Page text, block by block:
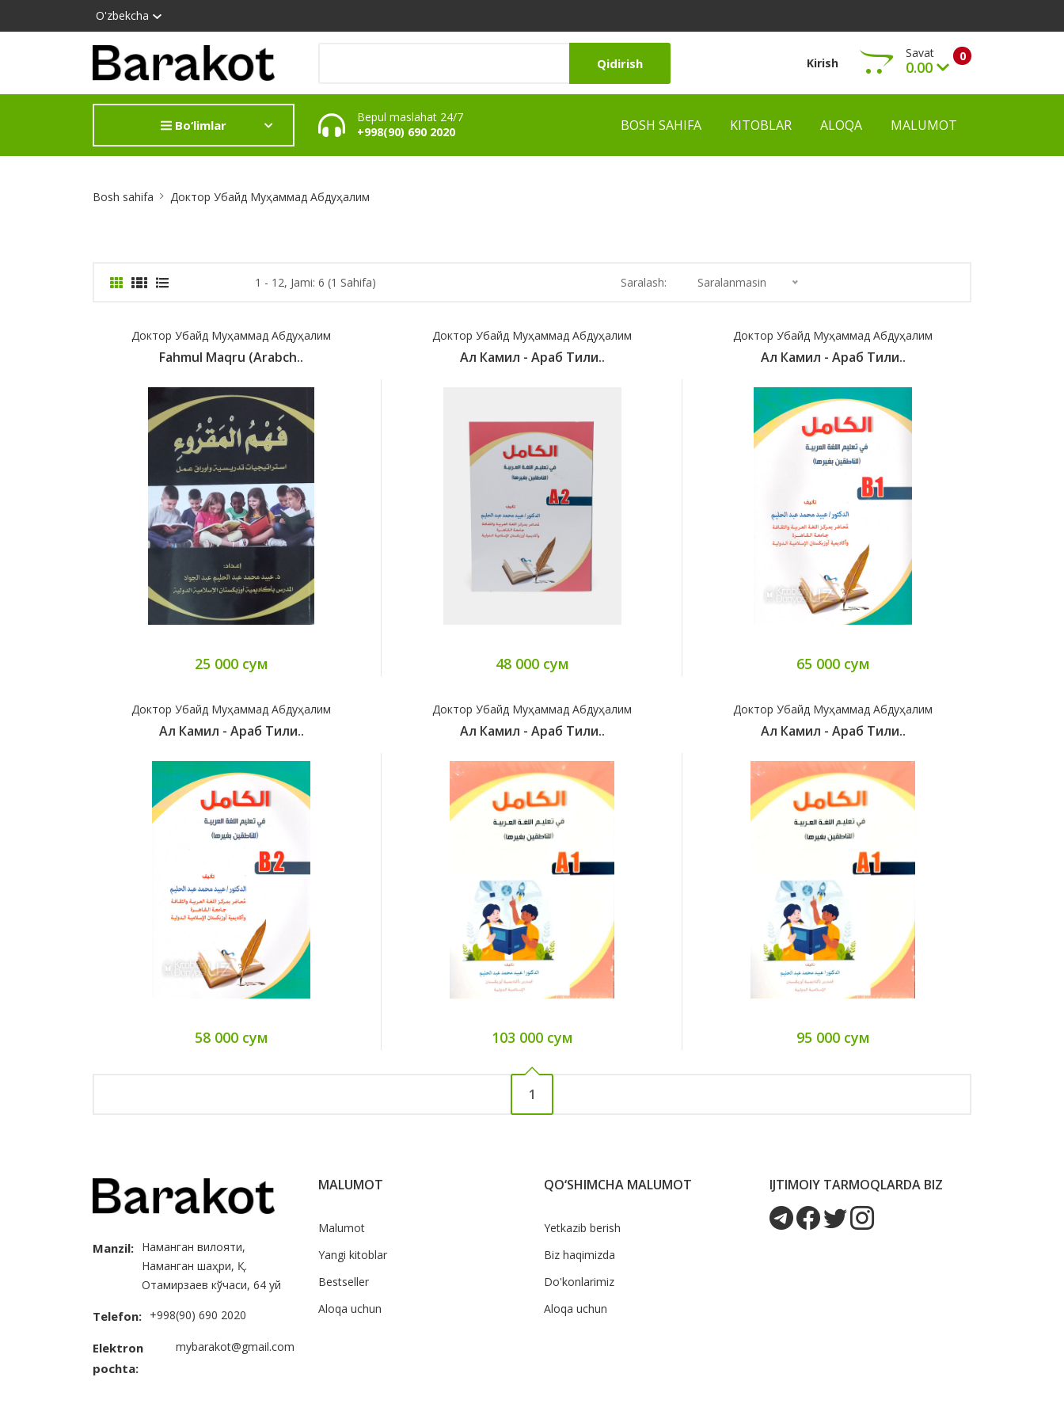
O'zbekcha
Qidirish Kirish 0
Savat
0.00
Ko‘rish
Bo‘limlar
Bepul maslahat 24/7
+998(90) 690 2020
BOSH SAHIFA KITOBLAR ALOQA MALUMOT
Bosh sahifa Доктор Убайд Муҳаммад Абдуҳалим
1 - 12, Jami: 6 (1 Sahifa) Saralash: Saralanmasin
Доктор Убайд Муҳаммад Абдуҳалим
Fahmul Maqru (Arabch..
25 000 сум
Доктор Убайд Муҳаммад Абдуҳалим
Ал Камил - Араб Тили..
48 000 сум
Доктор Убайд Муҳаммад Абдуҳалим
Ал Камил - Араб Тили..
65 000 сум
Доктор Убайд Муҳаммад Абдуҳалим
Ал Камил - Араб Тили..
58 000 сум
Доктор Убайд Муҳаммад Абдуҳалим
Ал Камил - Араб Тили..
103 000 сум
Доктор Убайд Муҳаммад Абдуҳалим
Ал Камил - Араб Тили..
95 000 сум
1
Manzil: Наманган вилояти,
Наманган шаҳри, Қ.
Отамирзаев кўчаси, 64 уй
Telefon: +998(90) 690 2020
Elektron
pochta:
mybarakot@gmail.com
MALUMOT
Malumot
Yangi kitoblar
Bestseller
Aloqa uchun
QO‘SHIMCHA MALUMOT
Yetkazib berish
Biz haqimizda
Do'konlarimiz
Aloqa uchun
IJTIMOIY TARMOQLARDA BIZ